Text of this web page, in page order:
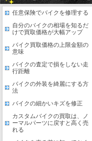
任意保険でバイクを修理する
自分のバイクの相場を知るだ
けで買取価格が大幅アップ
バイク買取価格の上限金額の
意味
バイクの査定で損をしない走
行距離
バイクの外装を綺麗にする方
法
バイクの細かいキズを修正
カスタムバイクの買取は、ノ
ーマルパーツに戻すと高く売
れる